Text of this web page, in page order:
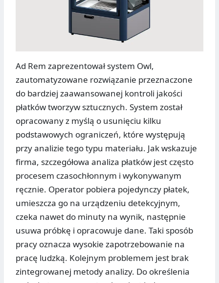
Ad Rem zaprezentował system Owl,
zautomatyzowane rozwiązanie przeznaczone
do bardziej zaawansowanej kontroli jakości
płatków tworzyw sztucznych. System został
opracowany z myślą o usunięciu kilku
podstawowych ograniczeń, które występują
przy analizie tego typu materiału. Jak wskazuje
firma, szczegółowa analiza płatków jest często
procesem czasochłonnym i wykonywanym
ręcznie. Operator pobiera pojedynczy płatek,
umieszcza go na urządzeniu detekcyjnym,
czeka nawet do minuty na wynik, następnie
usuwa próbkę i opracowuje dane. Taki sposób
pracy oznacza wysokie zapotrzebowanie na
pracę ludzką. Kolejnym problemem jest brak
zintegrowanej metody analizy. Do określenia